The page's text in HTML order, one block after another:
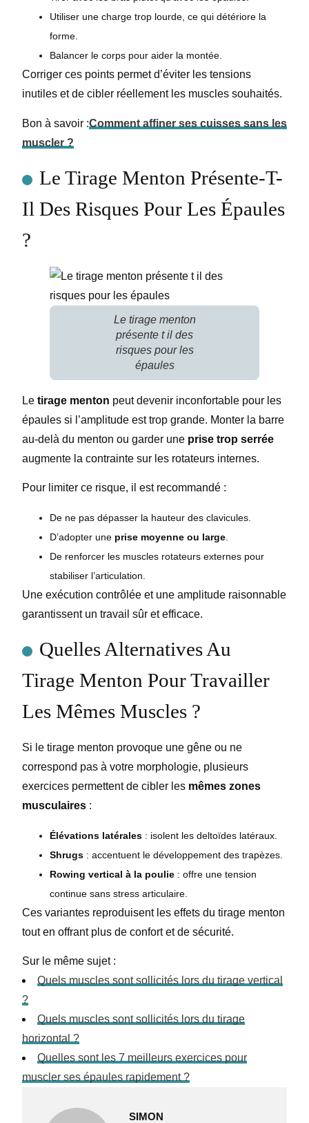
Utiliser une charge trop lourde, ce qui détériore la
forme.
Balancer le corps pour aider la montée.
Corriger ces points permet d’éviter les tensions
inutiles et de cibler réellement les muscles souhaités.
Bon à savoir :Comment affiner ses cuisses sans les
muscler ?
Le Tirage Menton Présente-T-
Il Des Risques Pour Les Épaules
?
Le tirage menton
présente t il des
risques pour les
épaules
Le tirage menton peut devenir inconfortable pour les
épaules si l’amplitude est trop grande. Monter la barre
au-delà du menton ou garder une prise trop serrée
augmente la contrainte sur les rotateurs internes.
Pour limiter ce risque, il est recommandé :
De ne pas dépasser la hauteur des clavicules.
D’adopter une prise moyenne ou large
De renforcer les muscles rotateurs externes pour
stabiliser l’articulation.
Une exécution contrôlée et une amplitude raisonnable
garantissent un travail sûr et efficace.
Quelles Alternatives Au
Tirage Menton Pour Travailler
Les Mêmes Muscles ?
Si le tirage menton provoque une gêne ou ne
correspond pas à votre morphologie, plusieurs
exercices permettent de cibler les mêmes zones
musculaires :
Élévations latérales : isolent les deltoïdes latéraux.
Shrugs : accentuent le développement des trapèzes.
Rowing vertical à la poulie : offre une tension
continue sans stress articulaire.
Ces variantes reproduisent les effets du tirage menton
tout en offrant plus de confort et de sécurité.
Sur le même sujet :
Quels muscles sont sollicités lors du tirage vertical
?
Quels muscles sont sollicités lors du tirage
horizontal ?
Quelles sont les 7 meilleurs exercices pour
muscler ses épaules rapidement ?
SIMON